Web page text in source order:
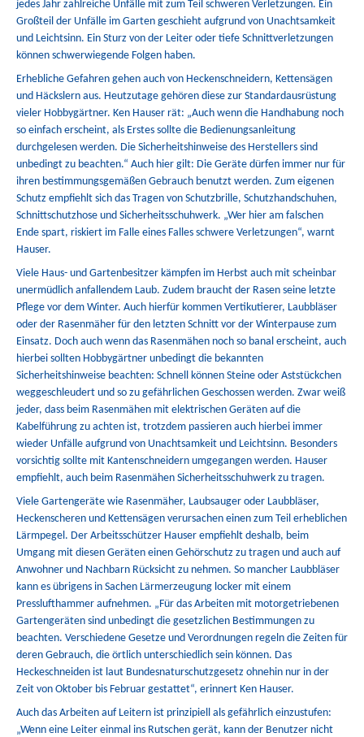
jedes Jahr zahlreiche Unfälle mit zum Teil schweren Verletzungen. Ein
Großteil der Unfälle im Garten geschieht aufgrund von Unachtsamkeit
und Leichtsinn. Ein Sturz von der Leiter oder tiefe Schnittverletzungen
können schwerwiegende Folgen haben.
Erhebliche Gefahren gehen auch von Heckenschneidern, Kettensägen
und Häckslern aus. Heutzutage gehören diese zur Standardausrüstung
vieler Hobbygärtner. Ken Hauser rät: „Auch wenn die Handhabung noch
so einfach erscheint, als Erstes sollte die Bedienungsanleitung
durchgelesen werden. Die Sicherheitshinweise des Herstellers sind
unbedingt zu beachten.“ Auch hier gilt: Die Geräte dürfen immer nur für
ihren bestimmungsgemäßen Gebrauch benutzt werden. Zum eigenen
Schutz empfiehlt sich das Tragen von Schutzbrille, Schutzhandschuhen,
Schnittschutzhose und Sicherheitsschuhwerk. „Wer hier am falschen
Ende spart, riskiert im Falle eines Falles schwere Verletzungen“, warnt
Hauser.
Viele Haus- und Gartenbesitzer kämpfen im Herbst auch mit scheinbar
unermüdlich anfallendem Laub. Zudem braucht der Rasen seine letzte
Pflege vor dem Winter. Auch hierfür kommen Vertikutierer, Laubbläser
oder der Rasenmäher für den letzten Schnitt vor der Winterpause zum
Einsatz. Doch auch wenn das Rasenmähen noch so banal erscheint, auch
hierbei sollten Hobbygärtner unbedingt die bekannten
Sicherheitshinweise beachten: Schnell können Steine oder Aststückchen
weggeschleudert und so zu gefährlichen Geschossen werden. Zwar weiß
jeder, dass beim Rasenmähen mit elektrischen Geräten auf die
Kabelführung zu achten ist, trotzdem passieren auch hierbei immer
wieder Unfälle aufgrund von Unachtsamkeit und Leichtsinn. Besonders
vorsichtig sollte mit Kantenschneidern umgegangen werden. Hauser
empfiehlt, auch beim Rasenmähen Sicherheitsschuhwerk zu tragen.
Viele Gartengeräte wie Rasenmäher, Laubsauger oder Laubbläser,
Heckenscheren und Kettensägen verursachen einen zum Teil erheblichen
Lärmpegel. Der Arbeitsschützer Hauser empfiehlt deshalb, beim
Umgang mit diesen Geräten einen Gehörschutz zu tragen und auch auf
Anwohner und Nachbarn Rücksicht zu nehmen. So mancher Laubbläser
kann es übrigens in Sachen Lärmerzeugung locker mit einem
Presslufthammer aufnehmen. „Für das Arbeiten mit motorgetriebenen
Gartengeräten sind unbedingt die gesetzlichen Bestimmungen zu
beachten. Verschiedene Gesetze und Verordnungen regeln die Zeiten für
deren Gebrauch, die örtlich unterschiedlich sein können. Das
Heckeschneiden ist laut Bundesnaturschutzgesetz ohnehin nur in der
Zeit von Oktober bis Februar gestattet“, erinnert Ken Hauser.
Auch das Arbeiten auf Leitern ist prinzipiell als gefährlich einzustufen:
„Wenn eine Leiter einmal ins Rutschen gerät, kann der Benutzer nicht